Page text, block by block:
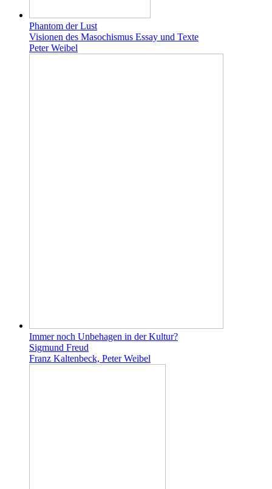
Phantom der Lust
Visionen des Masochismus Essay und Texte
Peter Weibel
Immer noch Unbehagen in der Kultur?
Sigmund Freud
Franz Kaltenbeck, Peter Weibel